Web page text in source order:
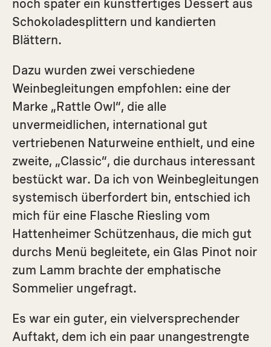
noch später ein kunst­fertiges Dessert aus
Schokoladesplittern und kandierten
Blättern.
Dazu wurden zwei verschiedene
Weinbegleitungen empfohlen: eine der
Marke „Rattle Owl“, die alle
unvermeidlichen, international gut
vertriebenen Naturweine enthielt, und eine
zweite, „Classic“, die durchaus interessant
bestückt war. Da ich von Weinbegleitungen
systemisch überfordert bin, entschied ich
mich für eine Flasche Riesling vom
Hattenheimer Schützenhaus, die mich gut
durchs Menü begleitete, ein Glas Pinot noir
zum Lamm brachte der emphatische
Sommelier ungefragt.
Es war ein guter, ein vielversprechender
Auftakt, dem ich ein paar unangestrengte